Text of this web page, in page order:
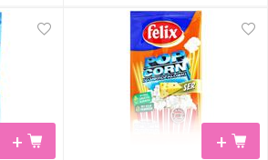
+ +